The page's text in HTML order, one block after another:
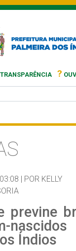
?
| POR KELLY
previne
Índios